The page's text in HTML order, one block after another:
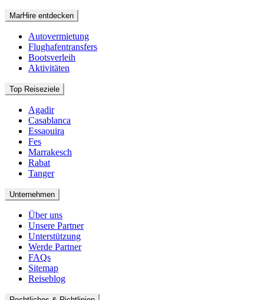
MarHire entdecken
Autovermietung
Flughafentransfers
Bootsverleih
Aktivitäten
Top Reiseziele
Agadir
Casablanca
Essaouira
Fes
Marrakesch
Rabat
Tanger
Unternehmen
Über uns
Unsere Partner
Unterstützung
Werde Partner
FAQs
Sitemap
Reiseblog